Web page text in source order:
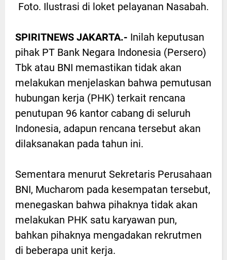
Foto. Ilustrasi di loket pelayanan Nasabah.
SPIRITNEWS JAKARTA.- Inilah keputusan
pihak PT Bank Negara Indonesia (Persero)
Tbk atau BNI memastikan tidak akan
melakukan menjelaskan bahwa pemutusan
hubungan kerja (PHK) terkait rencana
penutupan 96 kantor cabang di seluruh
Indonesia, adapun rencana tersebut akan
dilaksanakan pada tahun ini.
Sementara menurut Sekretaris Perusahaan
BNI, Mucharom pada kesempatan tersebut,
menegaskan bahwa pihaknya tidak akan
melakukan PHK satu karyawan pun,
bahkan pihaknya mengadakan rekrutmen
di beberapa unit kerja.